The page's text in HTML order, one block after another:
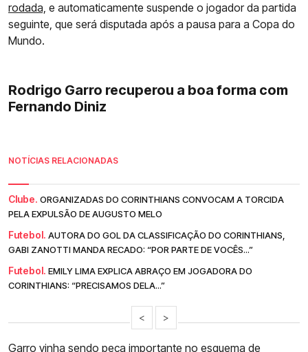
rodada, e automaticamente suspende o jogador da partida
seguinte, que será disputada após a pausa para a Copa do
Mundo.
Rodrigo Garro recuperou a boa forma com
Fernando Diniz
NOTÍCIAS RELACIONADAS
Clube. ORGANIZADAS DO CORINTHIANS CONVOCAM A TORCIDA
PELA EXPULSÃO DE AUGUSTO MELO
Futebol. AUTORA DO GOL DA CLASSIFICAÇÃO DO CORINTHIANS,
GABI ZANOTTI MANDA RECADO: “POR PARTE DE VOCÊS...”
Futebol. EMILY LIMA EXPLICA ABRAÇO EM JOGADORA DO
CORINTHIANS: “PRECISAMOS DELA...”
< >
Garro vinha sendo peça importante no esquema de